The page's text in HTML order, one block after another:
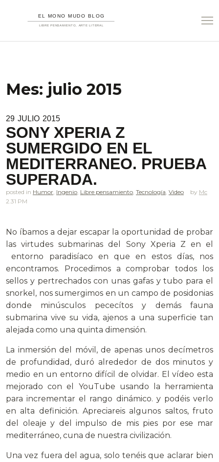
Mes: julio 2015
29 JULIO 2015
SONY XPERIA Z
SUMERGIDO EN EL
MEDITERRANEO. PRUEBA
SUPERADA.
posted in Humor Ingenio Libre pensamiento Tecnología Video
Mc
2.31 PM
No íbamos a dejar escapar la oportunidad de probar
las virtudes submarinas del Sony Xperia Z en el
entorno paradisíaco en que en estos días, nos
encontramos. Procedimos a comprobar todos los
sellos y pertrechados con unas gafas y tubo para el
snorkel, nos sumergimos en un campo de posidonias
donde minúsculos pececítos y demás fauna
submarina vive su vida, ajenos a una superficie tan
alejada como una quinta dimensión.
La inmersión del móvil, de apenas unos decímetros
de profundidad, duró alrededor de dos minutos y
medio en un entorno difícil de olvidar. El vídeo esta
mejorado con el YouTube usando la herramienta
para incrementar el rango dinámico. y podéis verlo
en alta definición. Apreciareis algunos saltos, fruto
del oleaje y del impulso de mis pies por ese mar
mediterráneo, cuna de nuestra civilización.
Una vez fuera del agua, solo tenéis que aclarar bien